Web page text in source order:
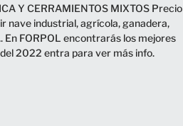
Y CERRAMIENTOS MIXTOS Precio
nave industrial, agrícola, ganadera,
En FORPOL encontrarás los mejores
2022 entra para ver más info.